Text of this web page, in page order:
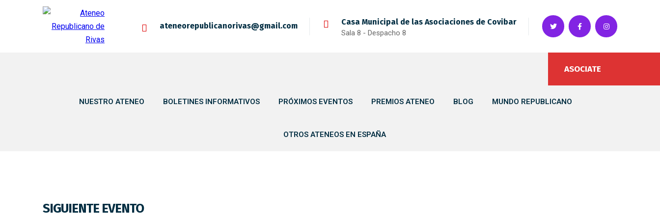
ateneorepublicanorivas@gmail.com Casa Municipal de las Asociaciones de Covibar
Sala 8 - Despacho 8
ASOCIATE
NUESTRO ATENEO BOLETINES INFORMATIVOS PRÓXIMOS EVENTOS PREMIOS ATENEO BLOG MUNDO REPUBLICANO
OTROS ATENEOS EN ESPAÑA
SIGUIENTE EVENTO